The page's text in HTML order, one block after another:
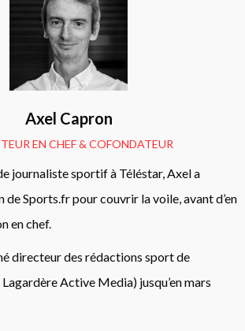
Axel Capron
EN CHEF & COFONDATEUR
journaliste sportif à Téléstar, Axel a
Sports.fr pour couvrir la voile, avant d’en
en chef.
directeur des rédactions sport de
Active Media) jusqu’en mars